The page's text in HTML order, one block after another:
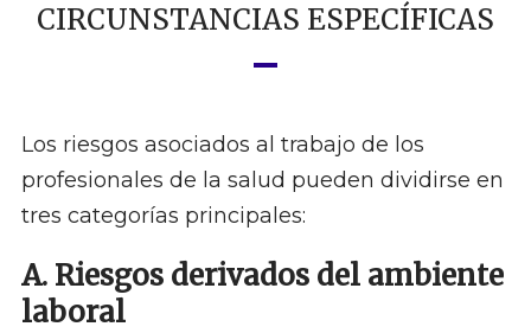
CIRCUNSTANCIAS ESPECÍFICAS
Los riesgos asociados al trabajo de los
profesionales de la salud pueden dividirse en
tres categorías principales:
A. Riesgos derivados del ambiente
laboral